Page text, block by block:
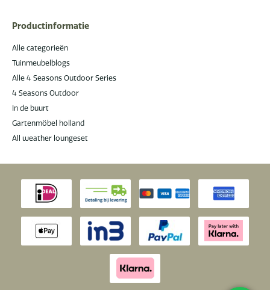
Productinformatie
Alle categorieën
Tuinmeubelblogs
Alle 4 Seasons Outdoor Series
4 Seasons Outdoor
In de buurt
Gartenmöbel holland
All weather loungeset